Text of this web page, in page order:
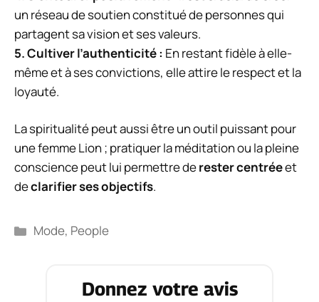
un réseau de soutien constitué de personnes qui
partagent sa vision et ses valeurs.
5.Cultiver l’authenticité: En restant fidèle à elle-
même et à ses convictions, elle attire le respect et la
loyauté.
La spiritualité peut aussi être un outil puissant pour
une femme Lion ; pratiquer la méditation ou la pleine
conscience peut lui permettre derester centréeet
declarifier ses objectifs.
Catégories
Mode, People
Donnez votre avis